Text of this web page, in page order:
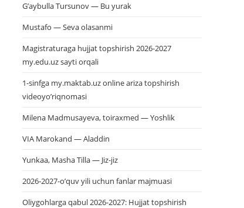
G’aybulla Tursunov — Bu yurak
Mustafo — Seva olasanmi
Magistraturaga hujjat topshirish 2026-2027
my.edu.uz sayti orqali
1-sinfga my.maktab.uz online ariza topshirish
videoyo’riqnomasi
Milena Madmusayeva, toiraxmed — Yoshlik
VIA Marokand — Aladdin
Yunkaa, Masha Tilla — Jiz-jiz
2026-2027-o’quv yili uchun fanlar majmuasi
Oliygohlarga qabul 2026-2027: Hujjat topshirish